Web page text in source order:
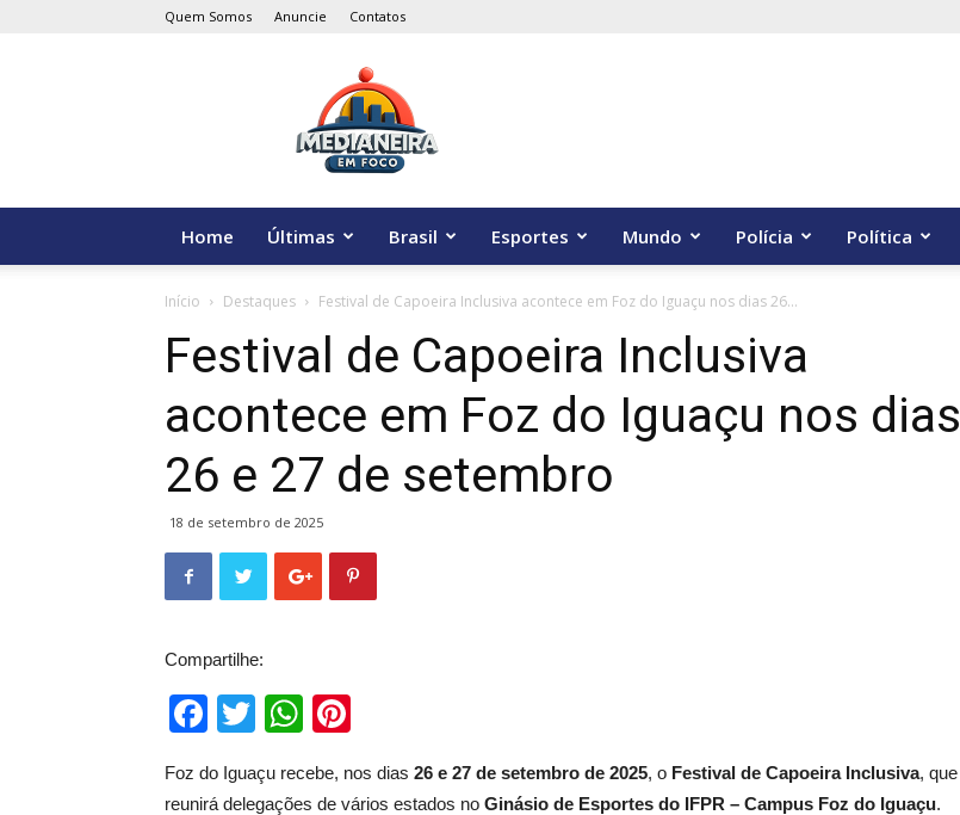
Quem Somos Anuncie Contatos
Home Últimas Brasil Esportes Mundo Polícia Política
Início Destaques Festival de Capoeira Inclusiva acontece em Foz do Iguaçu nos dias 26...
Festival de Capoeira Inclusiva
acontece em Foz do Iguaçu nos dias
26 e 27 de setembro
18 de setembro de 2025
Compartilhe:
Facebook
TwitterWhatsApp
Foz do Iguaçu recebe, nos dias 26 e 27 de setembro de 2025, o Festival de Capoeira Inclusiva, que
reunirá delegações de vários estados no Ginásio de Esportes do IFPR – Campus Foz do Iguaçu.